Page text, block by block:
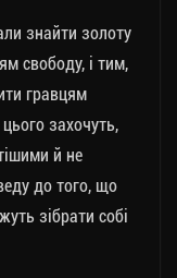
знайти золоту
свободу, і тим,
гравцям
захочуть,
й не
до того, що
зібрати собі